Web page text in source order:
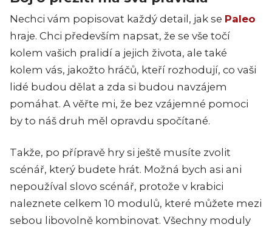
Nechci vám popisovat každý detail, jak se Paleo
hraje. Chci především napsat, že se vše točí
kolem vašich pralidí a jejich života, ale také
kolem vás, jakožto hráčů, kteří rozhodují, co vaši
lidé budou dělat a zda si budou navzájem
pomáhat. A věřte mi, že bez vzájemné pomoci
by to náš druh měl opravdu spočítané.
Takže, po přípravě hry si ještě musíte zvolit
scénář, který budete hrát. Možná bych asi ani
nepoužíval slovo scénář, protože v krabici
naleznete celkem 10 modulů, které můžete mezi
sebou libovolně kombinovat. Všechny moduly